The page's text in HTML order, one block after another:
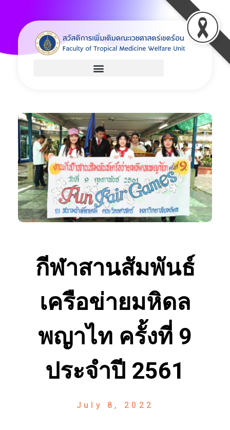
กีฬาสานสัมพันธ์
เครือข่ายมหิดล
พญาไท ครั้งที่ 9
ประจำปี 2561
July 8, 2022